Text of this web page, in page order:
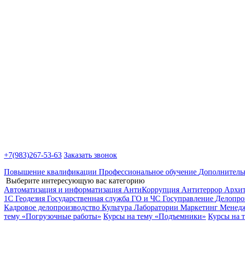
+7(983)267-53-63 Заказать звонок
Повышение квалификации Профессиональное обучение
Выберите интересующую вас категорию
Автоматизация и информатизация АнтиКоррупция Антитеррор
1С Геодезия Государственная служба ГО и ЧС Госуправление
Кадровое делопроизводство Культура Лаборатории Маркетинг
тему «Погрузочные работы» Курсы на тему «Подъемники» Курсы на